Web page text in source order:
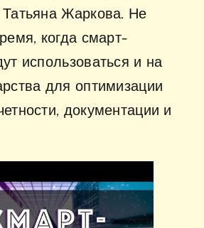
Жаркова. Не
когда смарт-
использоваться и на
для оптимизации
документации и